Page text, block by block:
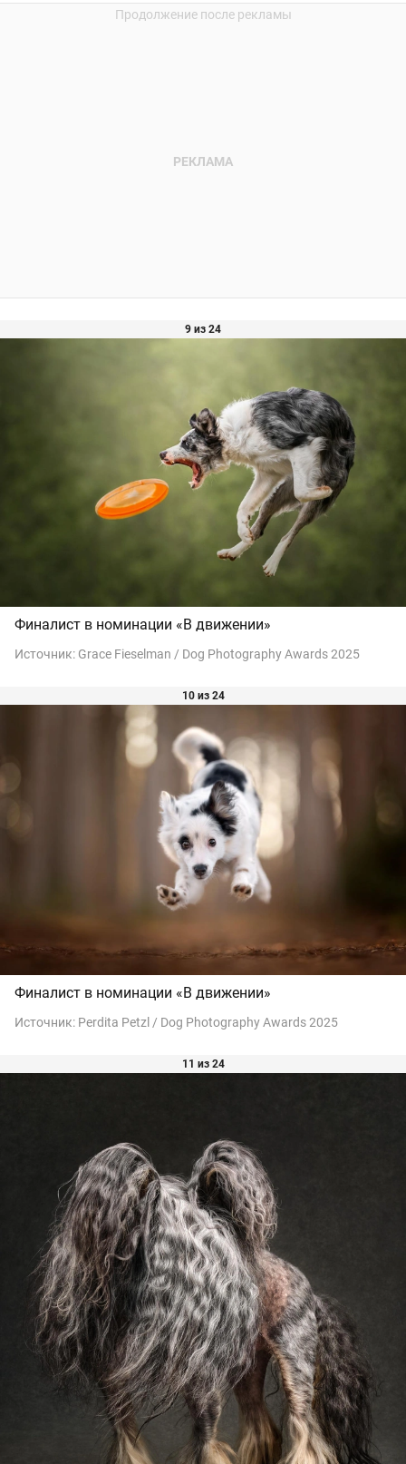
9 из 24
Финалист в номинации «В движении»
Источник: Grace Fieselman / Dog Photography Awards 2025
10 из 24
Финалист в номинации «В движении»
Источник: Perdita Petzl / Dog Photography Awards 2025
11 из 24